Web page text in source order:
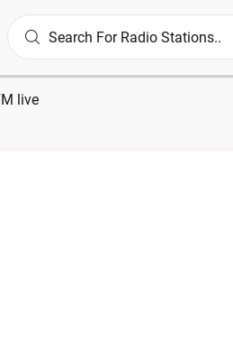
live